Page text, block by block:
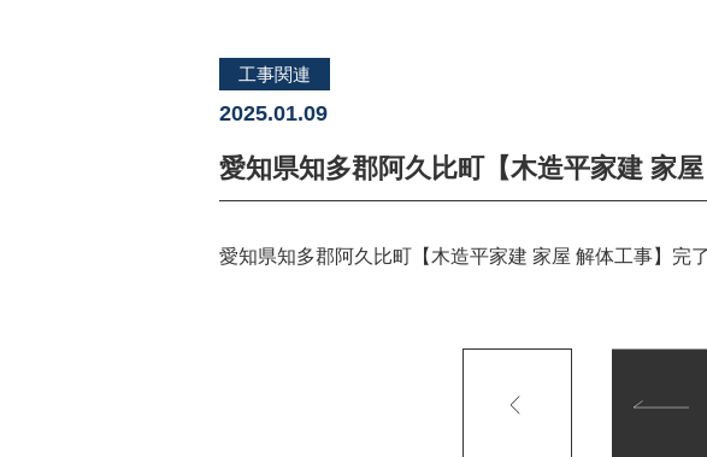
工事関連
2025.01.09
愛知県知多郡阿久比町【木造平家建 家
愛知県知多郡阿久比町【木造平家建 家屋 解体工事】完